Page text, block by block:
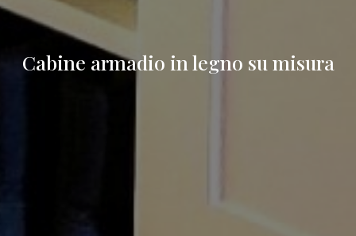
Cabine armadio in legno su misura